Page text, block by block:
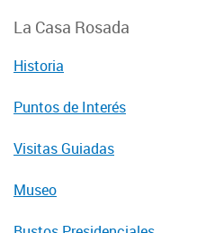
La Casa Rosada
Historia
Puntos de Interés
Visitas Guiadas
Museo